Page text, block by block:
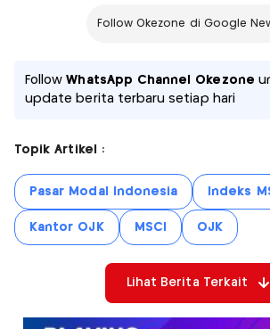
Follow Okezone di Google
FollowWhatsApp Channel Okezone
update berita terbaru setiap hari
Topik Artikel :
Pasar Modal Indonesia Indeks
Kantor OJK MSCI OJK
Lihat Berita Terkait